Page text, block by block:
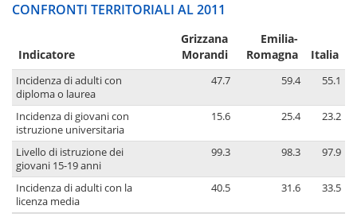
CONFRONTI TERRITORIALI AL 2011
Indicatore
Grizzana
Morandi
Emilia-
Romagna
Italia
Incidenza di adulti con
diploma o laurea
47.7 59.4 55.1
Incidenza di giovani con
istruzione universitaria
15.6 25.4 23.2
Livello di istruzione dei
giovani 15-19 anni
99.3 98.3 97.9
Incidenza di adulti con la
licenza media
40.5 31.6 33.5